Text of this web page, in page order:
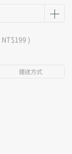
NT$199 )
運送方式